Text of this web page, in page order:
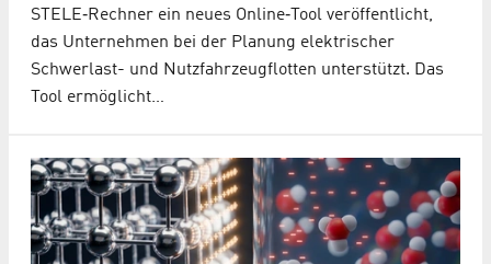
STELE‑Rechner ein neues Online‑Tool veröffentlicht,
das Unternehmen bei der Planung elektrischer
Schwerlast- und Nutzfahrzeugflotten unterstützt. Das
Tool ermöglicht…